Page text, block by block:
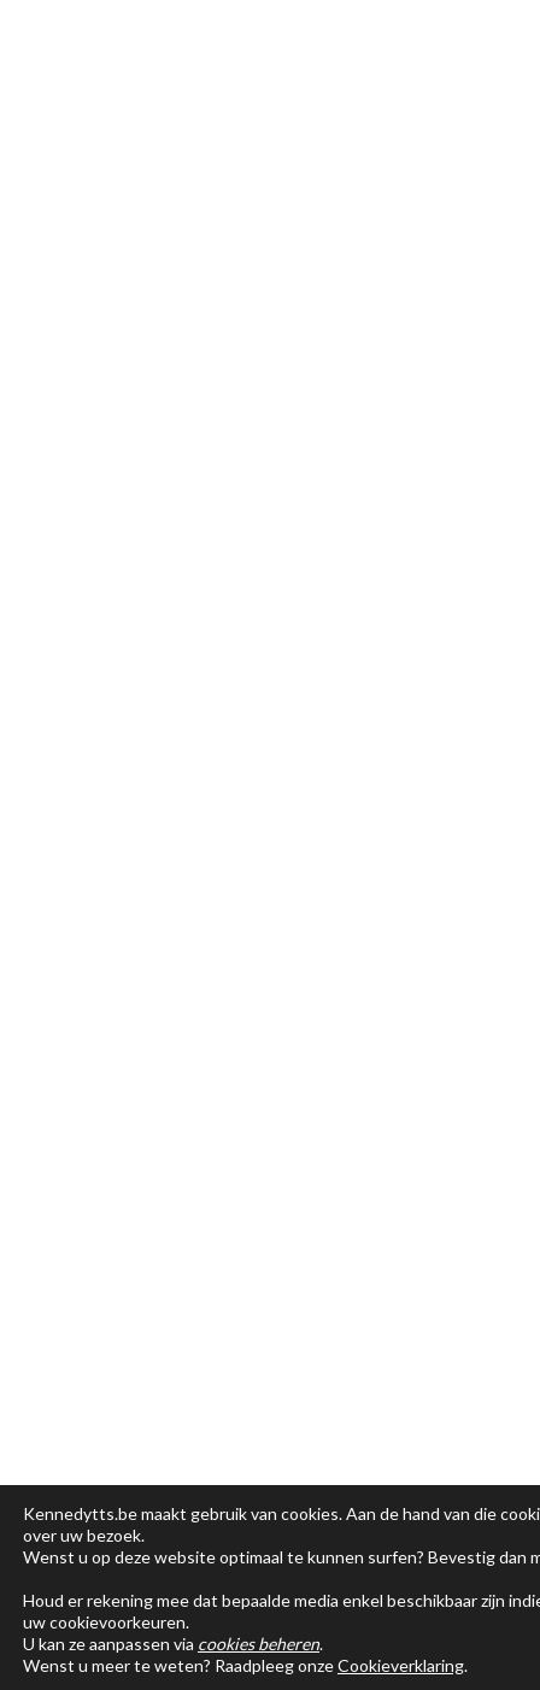
Kennedytts.be maakt gebruik van cookies. Aan de hand van die
over uw bezoek.
Wenst u op deze website optimaal te kunnen surfen? Bevestig dan
Houd er rekening mee dat bepaalde media enkel beschikbaar zijn
uw cookievoorkeuren.
U kan ze aanpassen via cookies beheren.
Wenst u meer te weten? Raadpleeg onzeCookieverklaring.